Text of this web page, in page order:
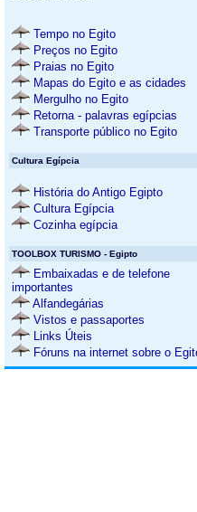
Tempo no Egito
Preços no Egito
Praias no Egito
Mapas do Egito e as cidades
Mergulho no Egito
Retorna - palavras egípcias
Transporte público no Egito
Cultura Egípcia
História do Antigo Egipto
Cultura Egípcia
Cozinha egípcia
TOOLBOX TURISMO - Egipto
Embaixadas e de telefone
importantes
Alfandegárias
Vistos e passaportes
Links Úteis
Fóruns na internet sobre o